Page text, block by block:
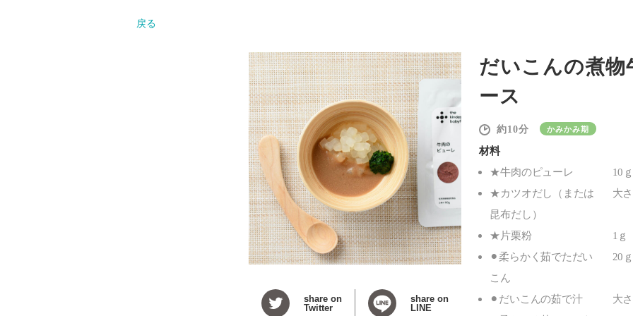
戻る
share on
Twitter
share on
LINE
だいこんの煮物
ース
10 かみかみ期
材料
★牛肉のピューレ 10ｇ
★カツオだし（または
昆布だし）
大
★片栗粉 1ｇ
⚫︎柔らかく茹でただい
こん
20ｇ
⚫︎だいこんの茹で汁 大